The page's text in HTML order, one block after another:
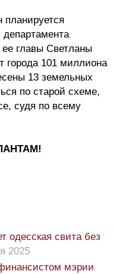
департамента
главы Светланы
города 101 миллиона
13 земельных
по старой схеме,
судя по всему
одесская свита без
2025
мэрии